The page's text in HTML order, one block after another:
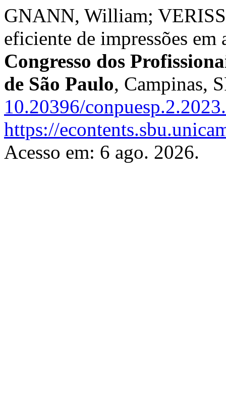
GNANN, William;
eficiente de impressões em
Congresso dos
de São Paulo, Campinas,
10.20396/
https://
Acesso em: 6 ago. 2026.